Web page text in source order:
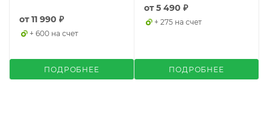
от11 990 ₽
+ 600 на счет
ПОДРОБНЕЕ
от5 490 ₽
+ 275 на счет
ПОДРОБНЕЕ